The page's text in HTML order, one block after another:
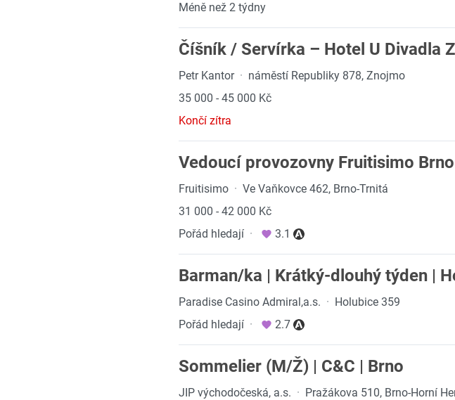
Méně než 2 týdny
Číšník / Servírka – Hotel U Divadla
Petr Kantor · náměstí Republiky 878, Znojmo
35 000 - 45 000 Kč
Končí zítra
Vedoucí provozovny Fruitisimo
Fruitisimo · Ve Vaňkovce 462, Brno-Trnitá
31 000 - 42 000 Kč
Pořád hledají · 3.1
Barman/ka | Krátký-dlouhý týden |
Paradise Casino Admiral,a.s. · Holubice 359
Pořád hledají · 2.7
Sommelier (M/Ž) | C&C | Brno
JIP východočeská, a.s. · Pražákova 510, Brno-Horní